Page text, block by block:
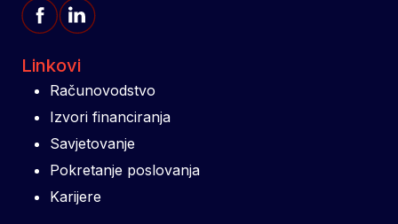
Linkovi
Računovodstvo
Izvori financiranja
Savjetovanje
Pokretanje poslovanja
Karijere